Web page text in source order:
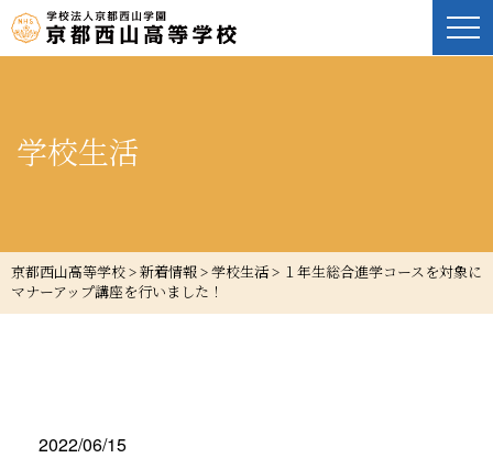
学校生活
京都西山高等学校 > 新着情報 > 学校生活> １年生総合進学コースを対象に
マナーアップ講座を行いました！
2022/06/15